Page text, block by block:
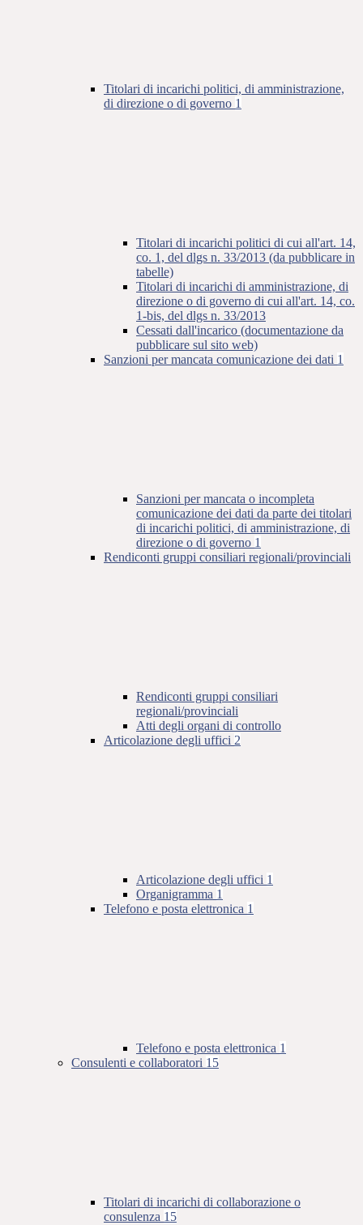
Titolari di incarichi politici, di amministrazione,
di direzione o di governo 1
Titolari di incarichi politici di cui all'art. 14,
co. 1, del dlgs n. 33/2013 (da pubblicare in
tabelle)
Titolari di incarichi di amministrazione, di
direzione o di governo di cui all'art. 14, co.
1-bis, del dlgs n. 33/2013
Cessati dall'incarico (documentazione da
pubblicare sul sito web)
Sanzioni per mancata comunicazione dei dati 1
Sanzioni per mancata o incompleta
comunicazione dei dati da parte dei titolari
di incarichi politici, di amministrazione, di
direzione o di governo 1
Rendiconti gruppi consiliari regionali/provinciali
Rendiconti gruppi consiliari
regionali/provinciali
Atti degli organi di controllo
Articolazione degli uffici 2
Articolazione degli uffici 1
Organigramma 1
Telefono e posta elettronica 1
Telefono e posta elettronica 1
Consulenti e collaboratori 15
Titolari di incarichi di collaborazione o
consulenza 15